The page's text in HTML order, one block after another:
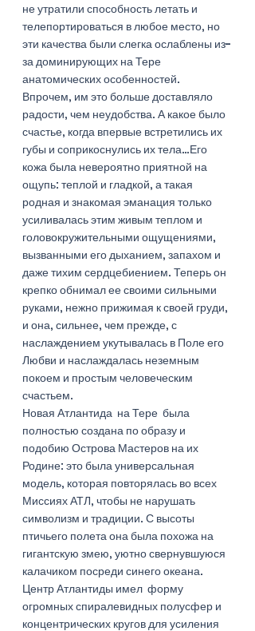
не утратили способность летать и
телепортироваться в любое место, но
эти качества были слегка ослаблены из-
за доминирующих на Тере
анатомических особенностей.
Впрочем, им это больше доставляло
радости, чем неудобства. А какое было
счастье, когда впервые встретились их
губы и соприкоснулись их тела…Его
кожа была невероятно приятной на
ощупь: теплой и гладкой, а такая
родная и знакомая эманация только
усиливалась этим живым теплом и
головокружительными ощущениями,
вызванными его дыханием, запахом и
даже тихим сердцебиением. Теперь он
крепко обнимал ее своими сильными
руками, нежно прижимая к своей груди,
и она, сильнее, чем прежде, с
наслаждением укутывалась в Поле его
Любви и наслаждалась неземным
покоем и простым человеческим
счастьем.
Новая Атлантида  на Тере  была
полностью создана по образу и
подобию Острова Мастеров на их
Родине: это была универсальная
модель, которая повторялась во всех
Миссиях АТЛ, чтобы не нарушать
символизм и традиции. С высоты
птичьего полета она была похожа на
гигантскую змею, уютно свернувшуюся
калачиком посреди синего океана.
Центр Атлантиды имел  форму
огромных спиралевидных полусфер и
концентрических кругов для усиления